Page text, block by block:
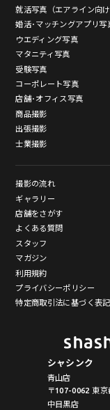
就活写真（エアライン向け
婚活･マッチングアプリ写
ウエディング写真
マタニティ写真
受験写真
コーポレート写真
店舗･オフィス写真
商品撮影
出張撮影
士業撮影
撮影の流れ
ギャラリー
店舗をさがす
よくある質問
スタッフ
マガジン
利用規約
プライバシーポリシー
特定商取引法に基づく表記
シャシンク
青山店
〒107-0062 東
中目黒店